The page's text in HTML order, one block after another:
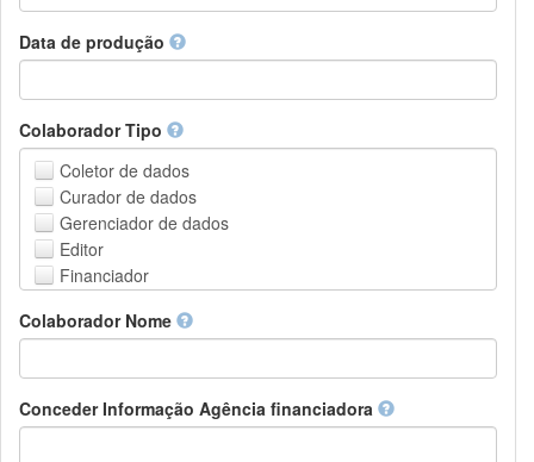
Armenian
Assamese
Avaric
Aymara
Azerbaijani
Bambara
Bashkir
Basque
Belarusian
Bengali, Bangla
Bislama
Breton
Bulgarian
Burmese
Data de produção
Colaborador Tipo
Coletor de dados
Curador de dados
Gerenciador de dados
Editor
Financiador
Líder do projeto
Membro do projeto
Pessoa Relacionada
Pesquisador
Colaborador Nome
Conceder Informação Agência financiadora